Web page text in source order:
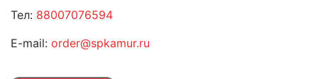
Тел: 88007076594
E-mail: order@spkamur.ru